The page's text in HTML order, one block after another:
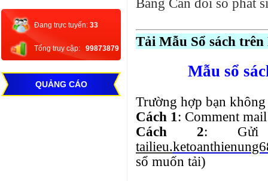
Đang trực tuyến: 33
Tổng truy cập: 99873879
QUẢNG CÁO
Tải Mẫu Sổ sách
Mẫu sổ
Trường hợp bạn
Cách 1: Comment
Cách 2: Gửi
tailieu.
sổ muốn tải)